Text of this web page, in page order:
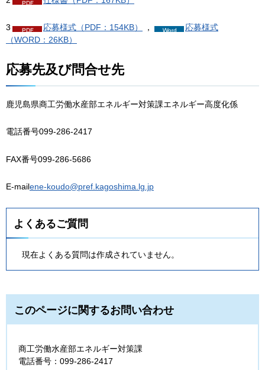
3 応募様式（PDF：154KB） ，
応募様式
（WORD：26KB）
応募先及び問合せ先
鹿児島県商工労働水産部エネルギー対策課エネルギー高度化係
電話番号099-286-2417
FAX番号099-286-5686
E-mailene-koudo@pref.kagoshima.lg.jp
よくあるご質問
現在よくある質問は作成されていません。
このページに関するお問い合わせ
商工労働水産部エネルギー対策課
電話番号：099-286-2417